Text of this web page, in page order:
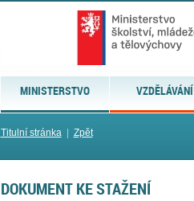
MINISTERSTVO VZDĚLÁVÁNÍ
Titulní stránka| Zpět
DOKUMENT KE STAŽENÍ